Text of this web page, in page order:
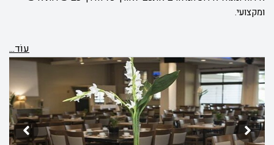
ומקצועי.
עוֹד...